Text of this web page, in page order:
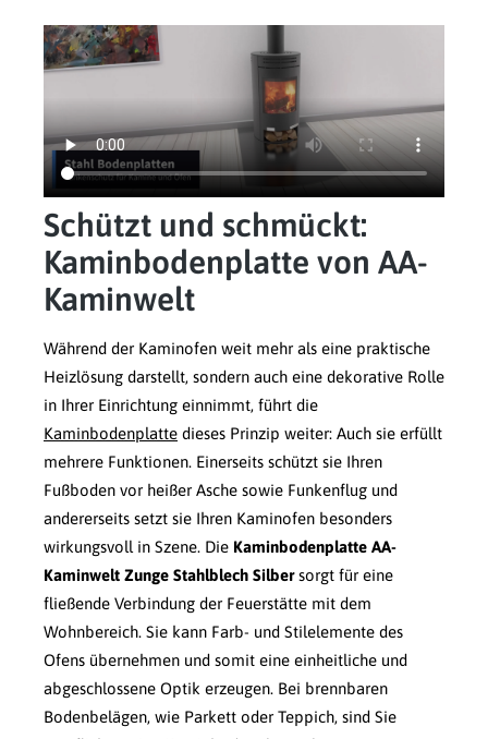
Schützt und schmückt:
Kaminbodenplatte von AA-
Kaminwelt
Während der Kaminofen weit mehr als eine praktische
Heizlösung darstellt, sondern auch eine dekorative Rolle
in Ihrer Einrichtung einnimmt, führt die
Kaminbodenplatte dieses Prinzip weiter: Auch sie erfüllt
mehrere Funktionen. Einerseits schützt sie Ihren
Fußboden vor heißer Asche sowie Funkenflug und
andererseits setzt sie Ihren Kaminofen besonders
wirkungsvoll in Szene. Die Kaminbodenplatte AA-
Kaminwelt Zunge Stahlblech Silbersorgt für eine
fließende Verbindung der Feuerstätte mit dem
Wohnbereich. Sie kann Farb- und Stilelemente des
Ofens übernehmen und somit eine einheitliche und
abgeschlossene Optik erzeugen. Bei brennbaren
Bodenbelägen, wie Parkett oder Teppich, sind Sie